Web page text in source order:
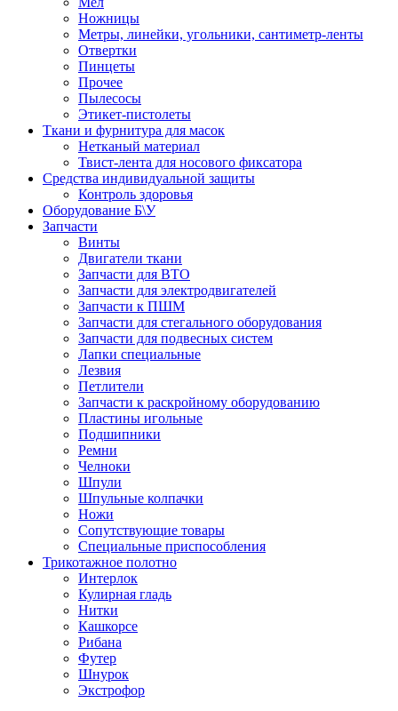
Ножницы
Метры, линейки, угольники, сантиметр-ленты
Отвертки
Пинцеты
Прочее
Пылесосы
Этикет-пистолеты
Ткани и фурнитура для масок
Нетканый материал
Твист-лента для носового фиксатора
Средства индивидуальной защиты
Контроль здоровья
Оборудование Б\У
Запчасти
Винты
Двигатели ткани
Запчасти для ВТО
Запчасти для электродвигателей
Запчасти к ПШМ
Запчасти для стегального оборудования
Запчасти для подвесных систем
Лапки специальные
Лезвия
Петлители
Запчасти к раскройному оборудованию
Пластины игольные
Подшипники
Ремни
Челноки
Шпули
Шпульные колпачки
Ножи
Сопутствующие товары
Специальные приспособления
Трикотажное полотно
Интерлок
Кулирная гладь
Нитки
Кашкорсе
Рибана
Футер
Шнурок
Экстрофор